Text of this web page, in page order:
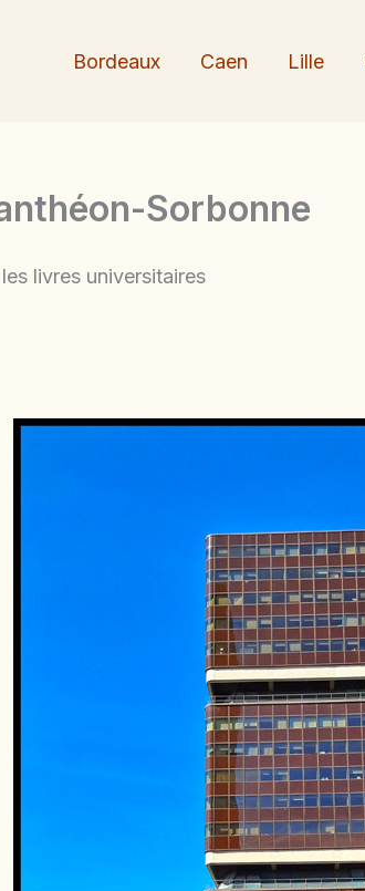
Bordeaux Caen Lille
Sorbonne
livres universitaires